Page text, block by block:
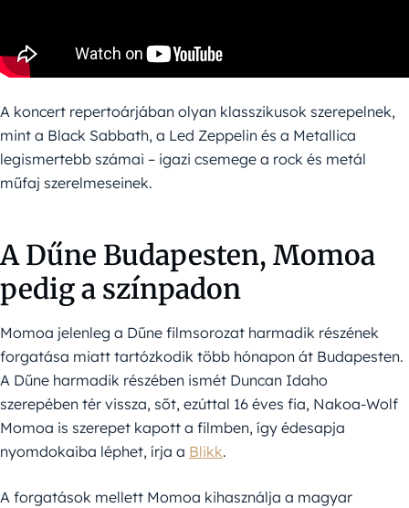
A koncert repertoárjában olyan klasszikusok szerepelnek,
mint a Black Sabbath, a Led Zeppelin és a Metallica
legismertebb számai – igazi csemege a rock és metál
műfaj szerelmeseinek.
A Dűne Budapesten, Momoa
pedig a színpadon
Momoa jelenleg a Dűne filmsorozat harmadik részének
forgatása miatt tartózkodik több hónapon át Budapesten.
A Dűne harmadik részében ismét Duncan Idaho
szerepében tér vissza, sőt, ezúttal 16 éves fia, Nakoa-Wolf
Momoa is szerepet kapott a filmben, így édesapja
nyomdokaiba léphet, írja a Blikk.
A forgatások mellett Momoa kihasználja a magyar